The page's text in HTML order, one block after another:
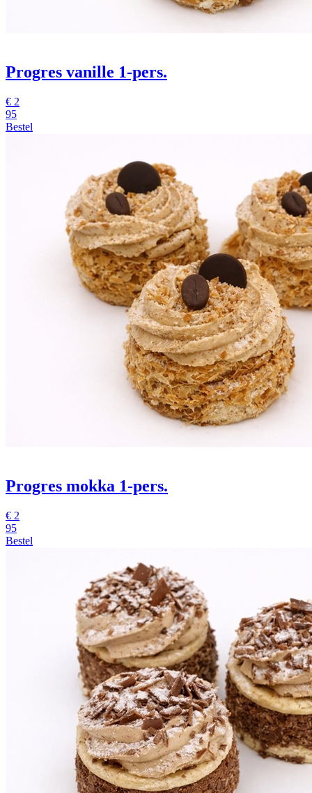
Progres vanille 1-pers.
€ 2
95
Bestel
Progres mokka 1-pers.
€ 2
95
Bestel